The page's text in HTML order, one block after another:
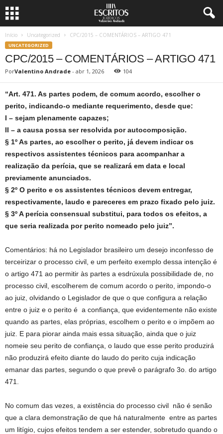
Início Uncategorized CPC/2015 – COMENTÁRIOS – ARTIGO 471
UNCATEGORIZED
CPC/2015 – COMENTÁRIOS – ARTIGO 471
PorValentino Andrade - abr 1, 2026 104
“Art. 471. As partes podem, de comum acordo, escolher o
perito, indicando-o mediante requerimento, desde que:
I – sejam plenamente capazes;
II – a causa possa ser resolvida por autocomposição.
§ 1º As partes, ao escolher o perito, já devem indicar os
respectivos assistentes técnicos para acompanhar a
realização da perícia, que se realizará em data e local
previamente anunciados.
§ 2º O perito e os assistentes técnicos devem entregar,
respectivamente, laudo e pareceres em prazo fixado pelo juiz.
§ 3º A perícia consensual substitui, para todos os efeitos, a
que seria realizada por perito nomeado pelo juiz”.
Comentários: há no Legislador brasileiro um desejo inconfesso de
terceirizar o processo civil, e um perfeito exemplo dessa intenção é
o artigo 471 ao permitir às partes a esdrúxula possibilidade de, no
processo civil, escolherem de comum acordo o perito, impondo-o
ao juiz, olvidando o Legislador de que o que configura a relação
entre o juiz e o perito é a confiança, que evidentemente não existe
quando as partes, elas próprias, escolhem o perito e o impõem ao
juiz. E para piorar ainda mais essa situação, ainda que o juiz
nomeie seu perito de confiança, o laudo que esse perito produzirá
não produzirá efeito diante do laudo do perito cuja indicação
emanar das partes, segundo o que prevê o parágrafo 3o. do artigo
471.
No comum das vezes, a existência do processo civil não é senão
que a clara demonstração de que há naturalmente entre as partes
um litígio, cujos efeitos tendem a ser estender, sobretudo quando o